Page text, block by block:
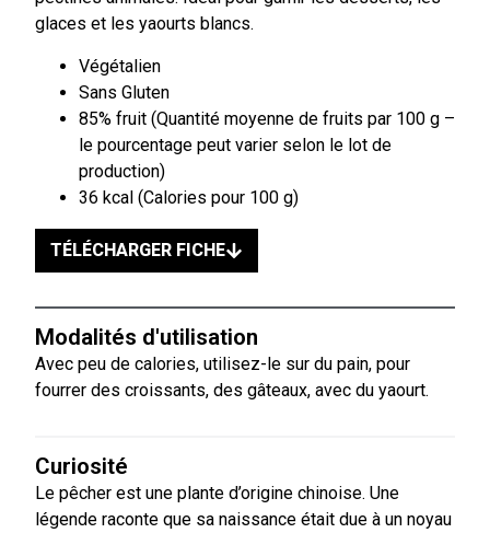
glaces et les yaourts blancs.
Végétalien
Sans Gluten
85% fruit (Quantité moyenne de fruits par 100 g –
le pourcentage peut varier selon le lot de
production)
36 kcal (Calories pour 100 g)
TÉLÉCHARGER FICHE
Modalités d'utilisation
Avec peu de calories, utilisez-le sur du pain, pour
fourrer des croissants, des gâteaux, avec du yaourt.
Curiosité
Le pêcher est une plante d’origine chinoise. Une
légende raconte que sa naissance était due à un noyau